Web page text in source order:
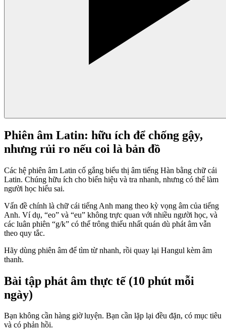
Phiên âm Latin: hữu ích để chống gậy,
nhưng rủi ro nếu coi là bản đồ
Các hệ phiên âm Latin cố gắng biểu thị âm tiếng Hàn bằng chữ cái
Latin. Chúng hữu ích cho biển hiệu và tra nhanh, nhưng có thể làm
người học hiểu sai.
Vấn đề chính là chữ cái tiếng Anh mang theo kỳ vọng âm của tiếng
Anh. Ví dụ, “eo” và “eu” không trực quan với nhiều người học, và
các luân phiên “g/k” có thể trông thiếu nhất quán dù phát âm vẫn
theo quy tắc.
Hãy dùng phiên âm để tìm từ nhanh, rồi quay lại Hangul kèm âm
thanh.
Bài tập phát âm thực tế (10 phút mỗi
ngày)
Bạn không cần hàng giờ luyện. Bạn cần lặp lại đều đặn, có mục tiêu
và có phản hồi.